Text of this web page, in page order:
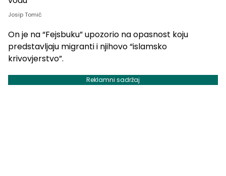
Josip Tomić
On je na “Fejsbuku” upozorio na opasnost koju
predstavljaju migranti i njihovo “islamsko
krivovjerstvo”.
Reklamni sadržaj